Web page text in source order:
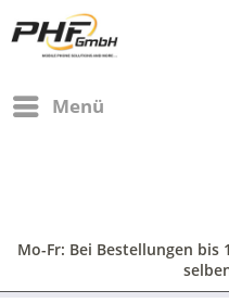
Menü
Mo-Fr: Bei Bestellungen bis